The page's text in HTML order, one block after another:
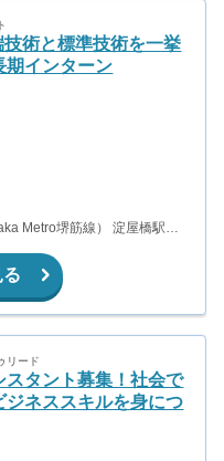
技術と標準技術を一挙
期インターン
Metro堺筋線） 淀屋橋駅よ
）
リード
スタント募集！社会で
ジネススキルを身につ